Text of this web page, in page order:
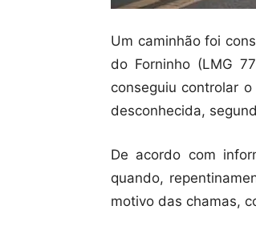
Um caminhão foi
do Forninho (LMG
conseguiu controlar
desconhecida,
De acordo com
quando,
motivo das chamas,